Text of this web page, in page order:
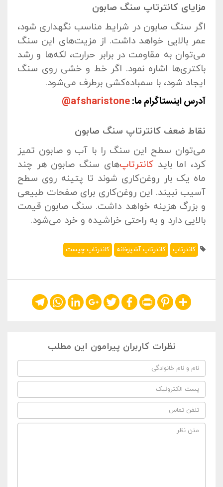
مزایای کانترتاپ سنگ صابون
اگر سنگ صابون در شرایط مناسب نگهداری شود،
عمر بالایی خواهد داشت. از مزیت‌های این سنگ
می‌توان به مقاومت در برابر حرارت، لکه‌ها و رشد
باکتری‌ها اشاره نمود. اگر خط و خشی روی سنگ
ایجاد شود، با سمباده‌کشی برطرف می‌شود.
آدرس اینستاگرام ما:afsharistone@
نقاط ضعف کانترتاپ سنگ صابون
می‌توان سطح این سنگ را با آب و صابون تمیز
کرد، اما بایدکانترتاپ‌های سنگ صابون هر چند
ماه یک بار روغن‌کاری شوند تا پتینه روی سطح
آسیب نبیند. این روغن‌کاری برای صفحات طبیعی
و بزرگ هزینه‌ خواهد داشت. سنگ صابون قیمت
بالایی دارد و به راحتی خراشیده و خرد می‌شود.
کانترتاپ کانترتاپ آشپزخانه کانترتاپ چیست
Share
Pinterest
Print
Facebook
Twitter
Google+
LinkedIn
WhatsApp
Telegram
نظرات کاربران پیرامون این مطلب